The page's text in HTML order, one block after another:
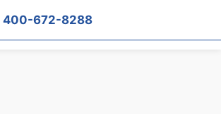
400-672-8288